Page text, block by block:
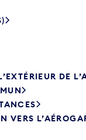
DE
VERS